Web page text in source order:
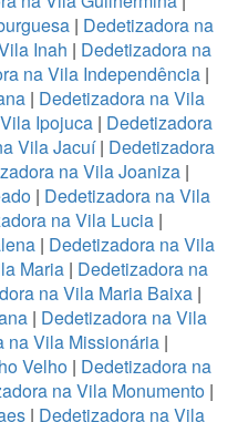
| Dedetizadora na
Inah | Dedetizadora na
na Vila Independência |
| Dedetizadora na Vila
Ipojuca| Dedetizadora
Vila Jacuí| Dedetizadora
na Vila Joaniza |
| Dedetizadora na Vila
na Vila Lucia|
| Dedetizadora na Vila
Maria | Dedetizadora na
na Vila Maria Baixa|
| Dedetizadora na Vila
na Vila Missionária |
Velho | Dedetizadora na
na Vila Monumento|
| Dedetizadora na Vila